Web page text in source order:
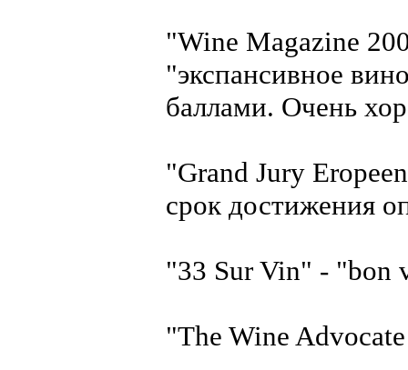
"Wine Magazine
"экспансивное
баллами. Очень
"Grand Jury
срок достижения
"33 Sur Vin" - "bon
"The Wine